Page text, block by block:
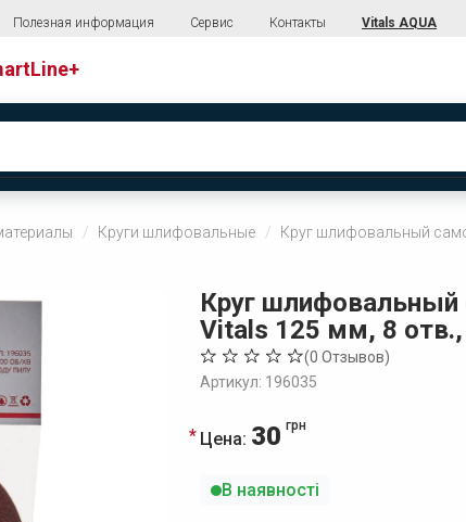
Полезная информация Сервис Контакты Vitals AQUA
Круги шлифовальные
Круг шлифовальный
Круг шлифовальный
Vitals 125 мм, 8
(0 Отзывов)
Артикул: 196035
Цена: 30 грн
В наявності